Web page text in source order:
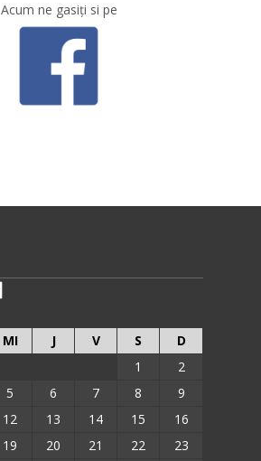
Acum ne gasiţi si pe
MI J V S
D
1
2
5 6 7 8
9
12 13 14 15
16
19 20 21 22
23